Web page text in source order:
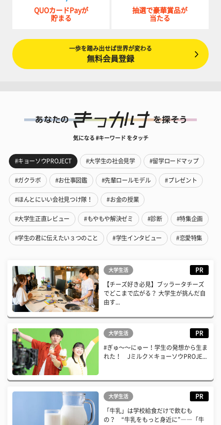
QUOカードPayが
貯まる
抽選で豪華賞品が
当たる
一歩を踏み出せば世界が変わる
無料会員登録
気になる #キーワード をタッチ
#キョーソウPROJECT #大学生の社会見学 #留学ロードマップ
#ガクラボ #お仕事図鑑 #先輩ロールモデル #プレゼント
#ほんとにいい会社見つけ隊！ #お金の授業
#大学生正直レビュー #もやもや解決ゼミ #診断 #特集企画
#学生の君に伝えたい３つのこと #学生インタビュー #恋愛特集
大学生活 PR
【チーズ好き必見】ブッラータチーズ
でどこまで広がる？ 大学生が挑んだ自
由す...
大学生活 PR
#ぎゅ〜〜にゅー！学生の発想から生ま
れた！ Jミルク×キョーソウPROJE...
大学生活 PR
「牛乳」は学校給食だけで飲むも
の？ “牛乳をもっと身近に”――「牛